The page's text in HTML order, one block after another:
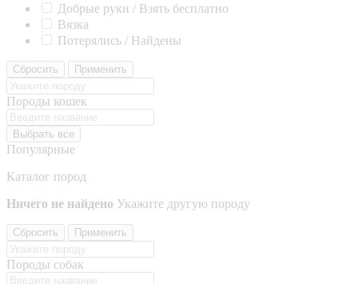
Добрые руки / Взять бесплатно
Вязка
Потерялись / Найдены
Сбросить Применить
Породы кошек
Выбрать все
Популярные
Каталог пород
Ничего не найдено Укажите другую породу
Сбросить Применить
Породы собак